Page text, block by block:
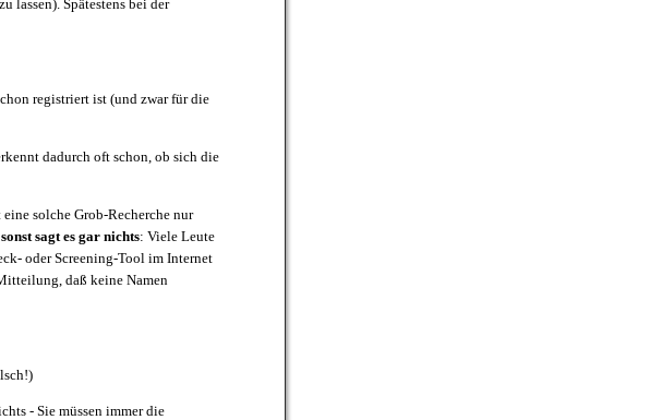
lassen). Spätestens bei der
registriert ist (und zwar für die
dadurch oft schon, ob sich die
solche Grob-Recherche nur
sagt es gar nichts: Viele Leute
oder Screening-Tool im Internet
daß keine Namen
- Sie müssen immer die